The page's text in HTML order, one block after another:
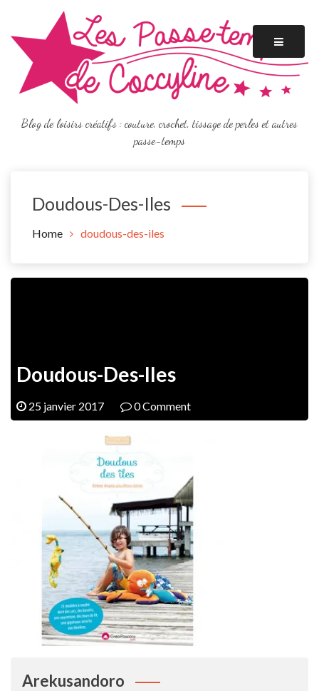
content
Blog de loisirs créatifs : couture, crochet, tissage de perles et autres
passe-temps
Doudous-Des-Iles
Home doudous-des-iles
Doudous-Des-Iles
25 janvier 2017 0 Comment
Arekusandoro